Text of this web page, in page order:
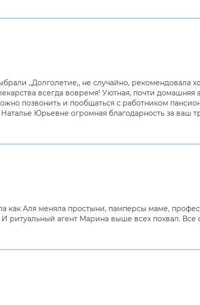
,,Долголетие,, не случайно, рекомендовала
всегда вовремя! Уютная, почти домашняя
позвонить и пообщаться с работником
Юрьевне огромная благодарность за ваш
как Аля меняла простыни, памперсы маме,
ритуальный агент Марина выше всех похвал. Все